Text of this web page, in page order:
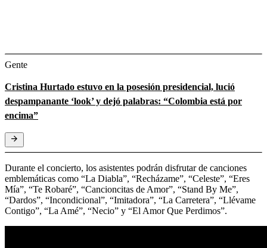
Gente
Cristina Hurtado estuvo en la posesión presidencial, lució
despampanante ‘look’ y dejó palabras: “Colombia está por
encima”
Durante el concierto, los asistentes podrán disfrutar de canciones
emblemáticas como “La Diabla”, “Recházame”, “Celeste”, “Eres
Mía”, “Te Robaré”, “Cancioncitas de Amor”, “Stand By Me”,
“Dardos”, “Incondicional”, “Imitadora”, “La Carretera”, “Llévame
Contigo”, “La Amé”, “Necio” y “El Amor Que Perdimos”.